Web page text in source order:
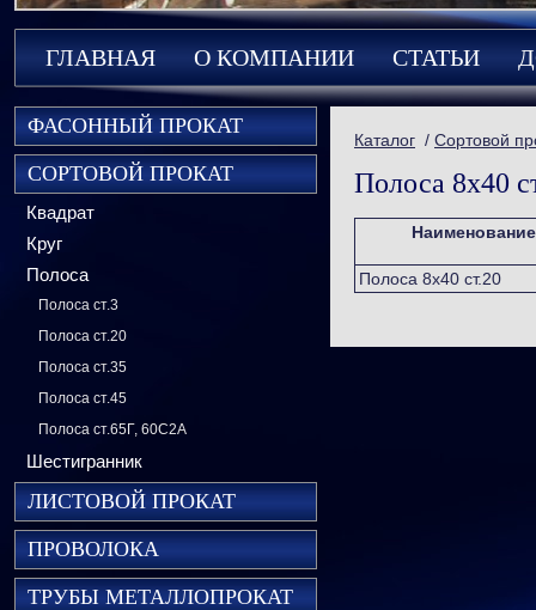
ГЛАВНАЯ О КОМПАНИИ СТАТЬИ
ФАСОННЫЙ ПРОКАТ
СОРТОВОЙ ПРОКАТ
Квадрат
Круг
Полоса
Полоса ст.3
Полоса ст.20
Полоса ст.35
Полоса ст.45
Полоса ст.65Г, 60С2А
Шестигранник
ЛИСТОВОЙ ПРОКАТ
ПРОВОЛОКА
ТРУБЫ МЕТАЛЛОПРОКАТ
Каталог / Сортовой
Полоса 8х40
Наименование
Полоса 8х40 ст.20